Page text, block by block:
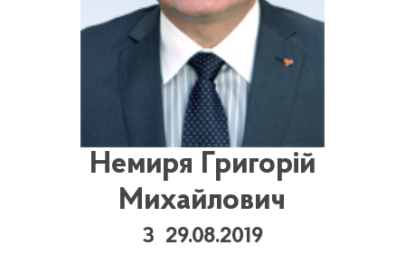
Немиря Григорій
Михайлович
З 29.08.2019